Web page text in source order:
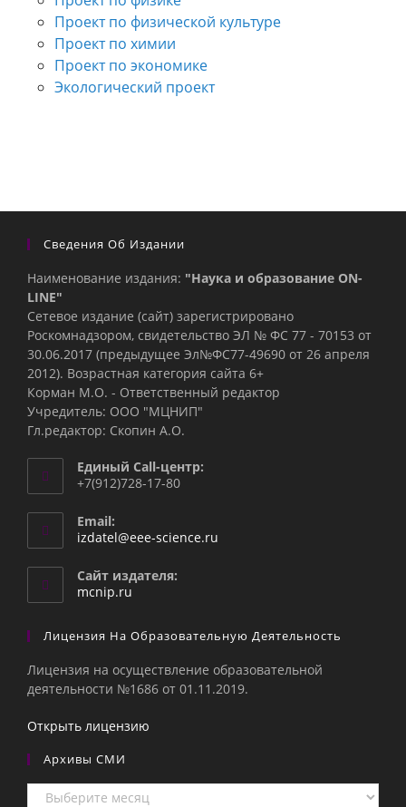
Проект по физической культуре
Проект по химии
Проект по экономике
Экологический проект
Сведения Об Издании
Наименование издания: "Наука и образование ON-
LINE"
Сетевое издание (сайт) зарегистрировано
Роскомнадзором, свидетельство ЭЛ № ФС 77 - 70153 от
30.06.2017 (предыдущее Эл№ФC77-49690 от 26 апреля
2012). Возрастная категория сайта 6+
Корман М.О. - Ответственный редактор
Учредитель: ООО "МЦНИП"
Гл.редактор: Скопин А.О.
Единый Call-центр:
+7(912)728-17-80
Email:
izdatel@eee-science.ru
Сайт издателя:
mcnip.ru
Лицензия На Образовательную Деятельность
Лицензия на осуществление образовательной
деятельности №1686 от 01.11.2019.
Открыть лицензию
Архивы СМИ
Архивы